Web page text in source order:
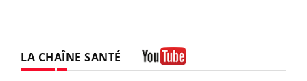
LA CHAÎNE SANTÉ